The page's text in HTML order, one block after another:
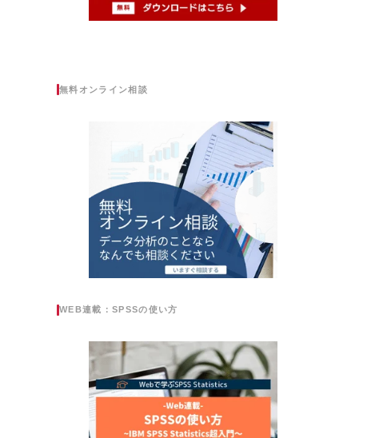
無料オンライン相談
WEB連載：SPSSの使い方